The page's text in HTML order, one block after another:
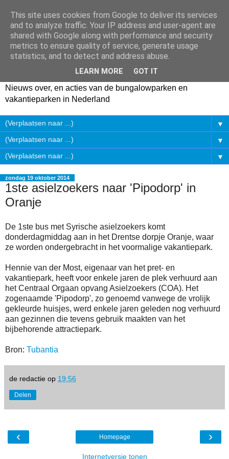
Nieuws over, en acties van de bungalowparken en
vakantieparken in Nederland
▼
▼
▼
zondag 19 oktober 2014
1ste asielzoekers naar 'Pipodorp' in
Oranje
De 1ste bus met Syrische asielzoekers komt
donderdagmiddag aan in het Drentse dorpje Oranje, waar
ze worden ondergebracht in het voormalige vakantiepark.
Hennie van der Most, eigenaar van het pret- en
vakantiepark, heeft voor enkele jaren de plek verhuurd aan
het Centraal Orgaan opvang Asielzoekers (COA). Het
zogenaamde 'Pipodorp', zo genoemd vanwege de vrolijk
gekleurde huisjes, werd enkele jaren geleden nog verhuurd
aan gezinnen die tevens gebruik maakten van het
bijbehorende attractiepark.
Bron: Tubantia
de redactie op 19:56
Delen
‹ ›
Homepage
Internetversie tonen
This site uses cookies from Google to deliver its services
and to analyze traffic. Your IP address and user-agent are
shared with Google along with performance and security
metrics to ensure quality of service, generate usage
statistics, and to detect and address abuse.
LEARN MORE GOT IT